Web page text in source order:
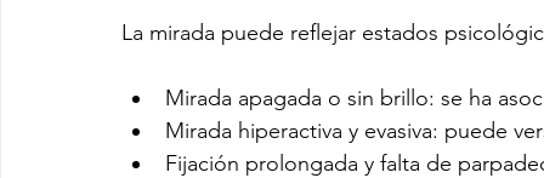
La mirada puede reflejar estados
Mirada apagada o sin brillo: se ha
Mirada hiperactiva y evasiva: puede
Fijación prolongada y falta de